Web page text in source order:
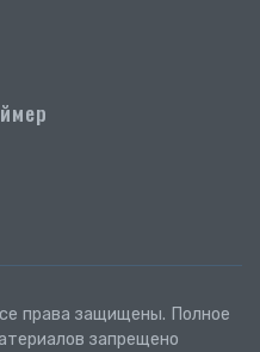
права защищены. Полное
запрещено